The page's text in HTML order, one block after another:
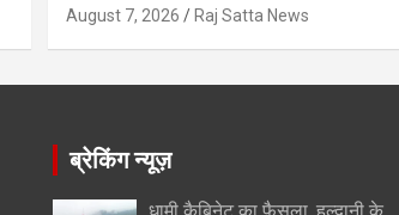
August 7, 2026 Raj Satta News
ब्रेकिंग न्यूज़